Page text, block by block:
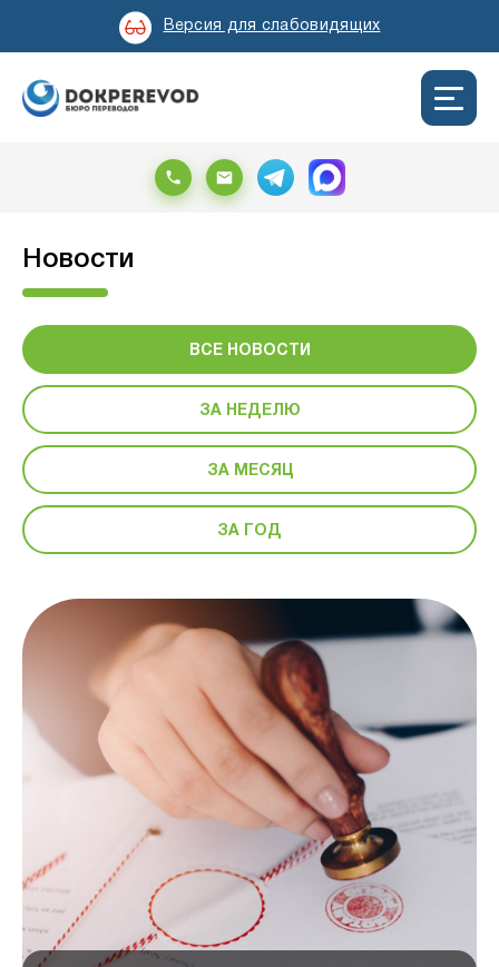
Версия для слабовидящих
Новости
ВСЕ НОВОСТИ
ЗА НЕДЕЛЮ
ЗА МЕСЯЦ
ЗА ГОД